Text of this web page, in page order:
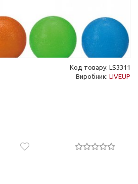
Код товару: LS3311
Виробник: LIVEUP